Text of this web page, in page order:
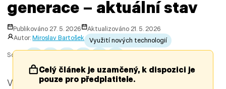
generace – aktuální stav
Publikováno 27. 5. 2026
Aktualizováno 21. 5. 2026
Autor:Miroslav Bartošek
Využití nových technologií
Sdílet:
Ve druhém čísle loňského Čtenáře jsme vás
Celý článek je uzamčený, k dispozici je
pouze pro předplatitele.